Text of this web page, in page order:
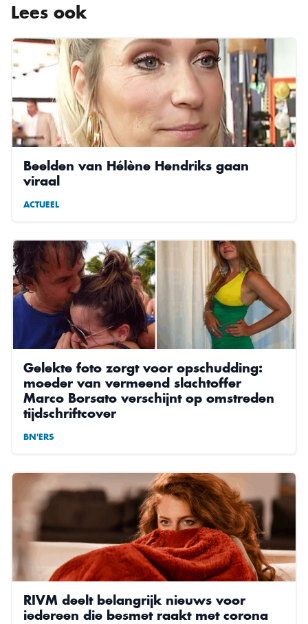
Lees ook
Beelden van Hélène Hendriks gaan
viraal
ACTUEEL
Gelekte foto zorgt voor opschudding:
moeder van vermeend slachtoffer
Marco Borsato verschijnt op omstreden
tijdschriftcover
BN'ERS
RIVM deelt belangrijk nieuws voor
iedereen die besmet raakt met corona